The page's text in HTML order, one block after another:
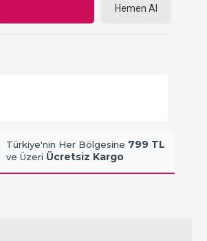
Hemen Al
Türkiye'nin Her Bölgesine 799 TL
ve Üzeri Ücretsiz Kargo